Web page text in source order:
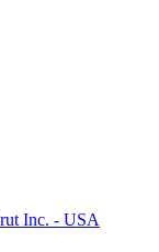
Inc. - USA